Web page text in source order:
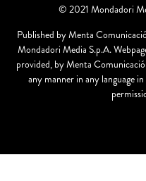
© 2021 Mondadori
Published by Menta
Mondadori Media S.p.A.
provided, by Menta
any manner in any language